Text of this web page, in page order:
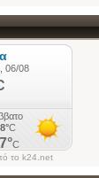
το k24.net